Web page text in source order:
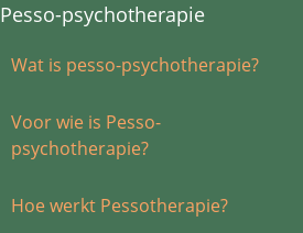
Pesso-psychotherapie
Wat is pesso-psychotherapie?
Voor wie is Pesso-
psychotherapie?
Hoe werkt Pessotherapie?